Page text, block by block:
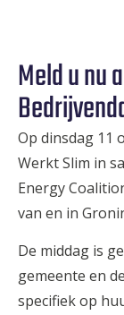
Meld u nu
Op dinsdag 11
Werkt Slim in
Energy
van en in
De middag is
gemeente en
specifiek op